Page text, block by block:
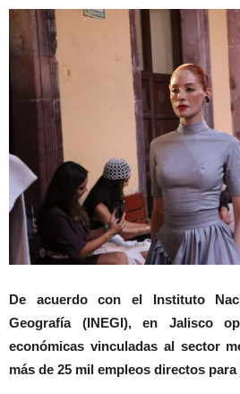
De acuerdo con el Instituto
Geografía (INEGI), en Jalisco
económicas vinculadas al sector
más de 25 mil empleos directos